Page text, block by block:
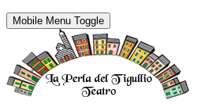
Mobile Menu Toggle